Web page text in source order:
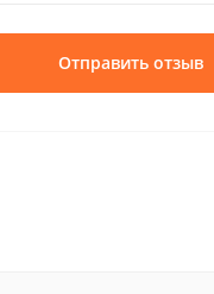
Отправить отзыв